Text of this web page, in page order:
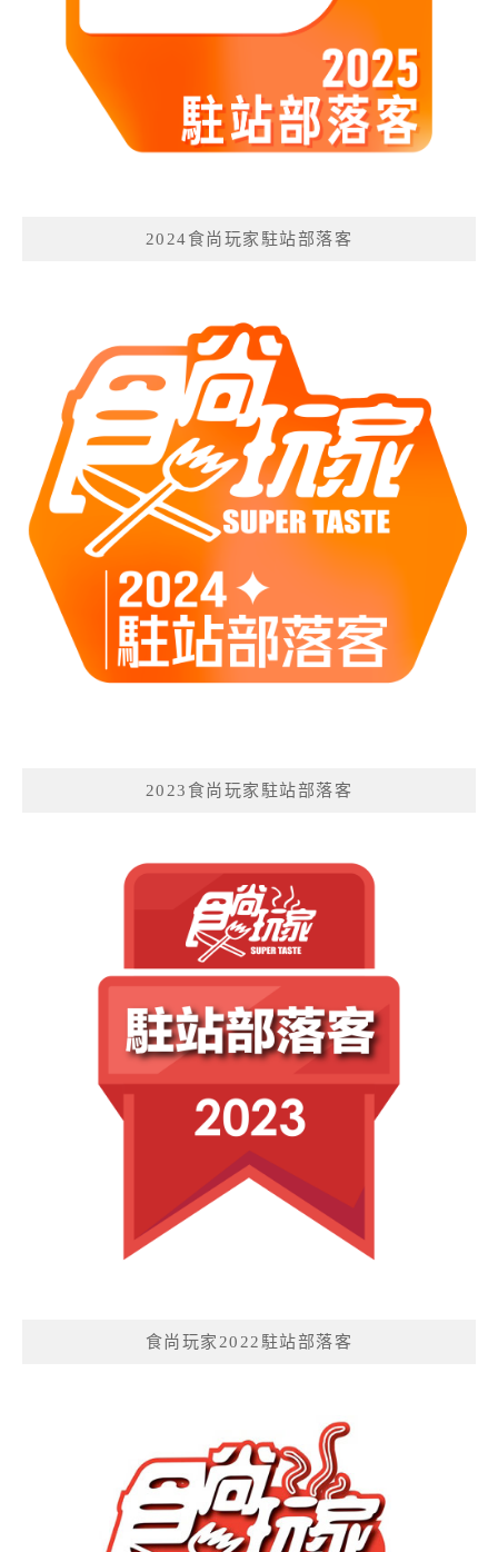
2024食尚玩家駐站部落客
2023食尚玩家駐站部落客
食尚玩家2022駐站部落客